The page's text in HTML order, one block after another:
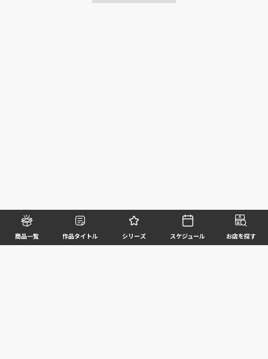
商品一覧 作品タイトル シリーズ スケジュール お店を探す